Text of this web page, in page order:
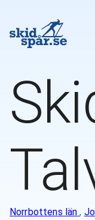
Norrbottens län,